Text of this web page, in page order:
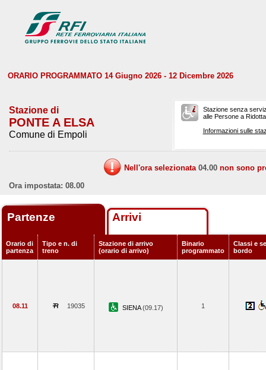
ORARIO PROGRAMMATO 14 Giugno 2026 - 12 Dicembre 2026
Stazione di
PONTE A ELSA
Comune di Empoli
Stazione senza
alle Persone a
Informazioni sulle
Nell'ora selezionata 04.00 non sono
Ora impostata: 08.00
Partenze Arrivi
Orario di
partenza
Tipo e n. di
treno
Stazione di arrivo
(orario di arrivo)
Binario
programmato
Classi e
bordo
08.11 19035 SIENA(09.17) 1